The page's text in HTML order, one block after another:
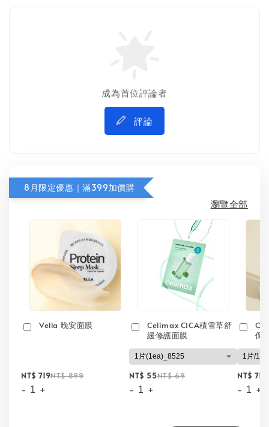
成為首位評論者
評論
8月限定優惠｜滿399加價購
瀏覽全部
Vella 晚安面膜
NT$ 719NT$ 899
- +
Celimax CICA積雪草舒
緩修護面膜
NT$ 55NT$ 69
- +
保
NT$ 71
- +